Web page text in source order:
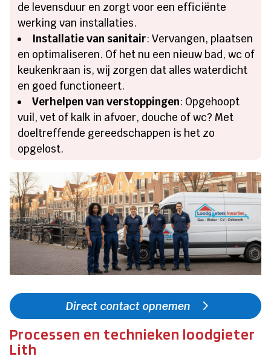
de levensduur en zorgt voor een efficiënte
werking van installaties.
Installatie van sanitair: Vervangen, plaatsen
en optimaliseren. Of het nu een nieuw bad, wc of
keukenkraan is, wij zorgen dat alles waterdicht
en goed functioneert.
Verhelpen van verstoppingen: Opgehoopt
vuil, vet of kalk in afvoer, douche of wc? Met
doeltreffende gereedschappen is het zo
opgelost.
Direct contact opnemen
Processen en technieken loodgieter
Lith